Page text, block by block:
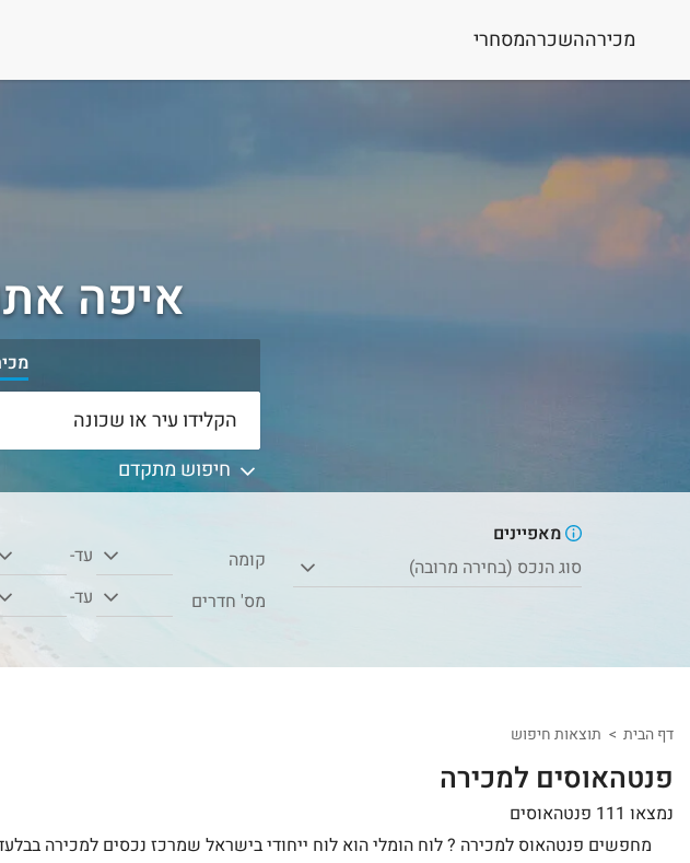
מכירההשכרהמסחרי
איפה
חיפוש מתקדם
מאפיינים
סוג הנכס (בחירה מרובה)
קומה
עד-
מס' חדרים
עד-
דף הבית תוצאות חיפוש
פנטהאוסים למכירה
נמצאו 111 פנטהאוסים
מחפשים פנטהאוס למכירה ? לוח הומלי הוא לוח ייחודי בישראל שמרכז נכסים למכירה